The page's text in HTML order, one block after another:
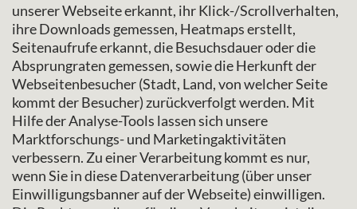
unserer Webseite erkannt, ihr Klick-/Scrollverhalten,
ihre Downloads gemessen, Heatmaps erstellt,
Seitenaufrufe erkannt, die Besuchsdauer oder die
Absprungraten gemessen, sowie die Herkunft der
Webseitenbesucher (Stadt, Land, von welcher Seite
kommt der Besucher) zurückverfolgt werden. Mit
Hilfe der Analyse-Tools lassen sich unsere
Marktforschungs- und Marketingaktivitäten
verbessern. Zu einer Verarbeitung kommt es nur,
wenn Sie in diese Datenverarbeitung (über unser
Einwilligungsbanner auf der Webseite) einwilligen.